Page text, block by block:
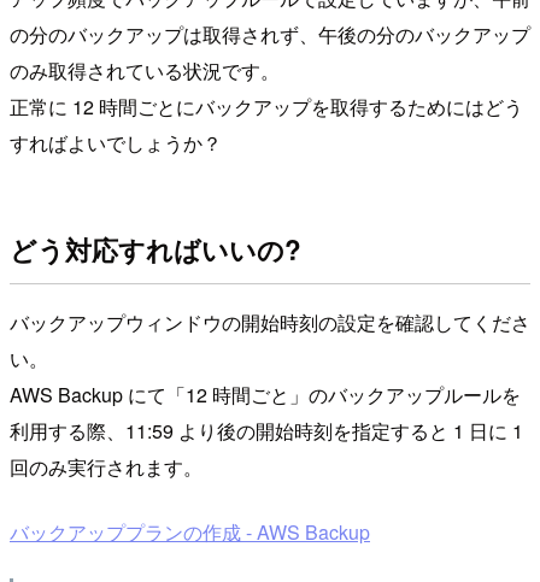
の分のバックアップは取得されず、午後の分のバックアップ
のみ取得されている状況です。
正常に 12 時間ごとにバックアップを取得するためにはどう
すればよいでしょうか？
どう対応すればいいの?
バックアップウィンドウの開始時刻の設定を確認してくださ
い。
AWS Backup にて「12 時間ごと」のバックアップルールを
利用する際、11:59 より後の開始時刻を指定すると 1 日に 1
回のみ実行されます。
バックアッププランの作成 - AWS Backup